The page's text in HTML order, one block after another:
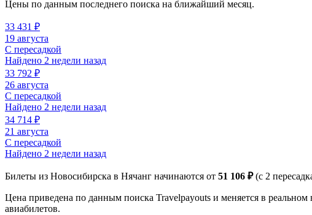
Цены по данным последнего поиска на ближайший месяц.
33 431 ₽
19 августа
С пересадкой
Найдено 2 недели назад
33 792 ₽
26 августа
С пересадкой
Найдено 2 недели назад
34 714 ₽
21 августа
С пересадкой
Найдено 2 недели назад
Билеты из Новосибирска в Нячанг начинаются от 51 106 ₽(с 2
Цена приведена по данным поиска Travelpayouts и меняется в
авиабилетов.